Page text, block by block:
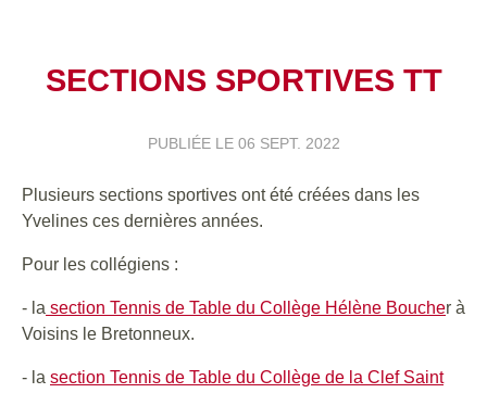
SECTIONS SPORTIVES TT
PUBLIÉE LE 06 SEPT. 2022
Plusieurs sections sportives ont été créées dans les
Yvelines ces dernières années.
Pour les collégiens :
- la section Tennis de Table du Collège Hélène Boucher à
Voisins le Bretonneux.
- la section Tennis de Table du Collège de la Clef Saint